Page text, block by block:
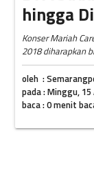
hingga
Konser Mariah
2018 diharapkan
oleh :
pada : Minggu, 15
baca : 0 menit